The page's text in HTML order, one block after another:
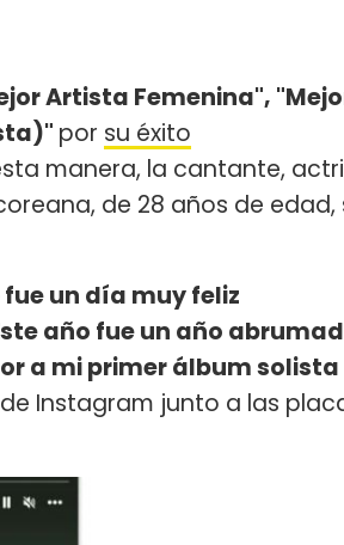
Artista Femenina",
por su éxito
manera, la cantante,
de 28 años de edad,
un día muy feliz
año fue un año
a mi primer álbum solista
Instagram junto a las